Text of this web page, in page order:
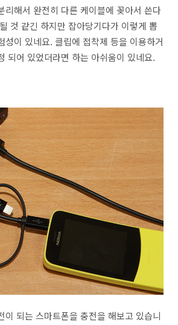
리해서 완전히 다른 케이블에 꽂아서 쓴다
것 같긴 하지만 잡아당기다가 이렇게 뽑
성이 있네요. 클립에 접착제 등을 이용하거
되어 있었더라면 하는 아쉬움이 있네요.
이 되는 스마트폰을 충전을 해보고 있습니